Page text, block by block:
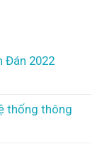
Đán 2022
thống thông